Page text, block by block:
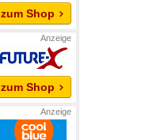
zum Shop
zum Shop